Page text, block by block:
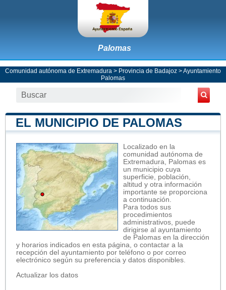
Palomas
Comunidad autónoma de Extremadura > Provincia de Badajoz >Ayuntamiento
Palomas
EL MUNICIPIO DE PALOMAS
Localizado en la
comunidad autónoma de
Extremadura, Palomas es
un municipio cuya
superficie, población,
altitud y otra información
importante se proporciona
a continuación.
Para todos sus
procedimientos
administrativos, puede
dirigirse al ayuntamiento
de Palomas en la dirección
y horarios indicados en esta página, o contactar a la
recepción del ayuntamiento por teléfono o por correo
electrónico según su preferencia y datos disponibles.
Actualizar los datos